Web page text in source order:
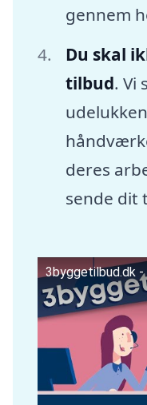
gennem
Du skal
tilbud. Vi
deres
sende dit
3byggetilbud.dk